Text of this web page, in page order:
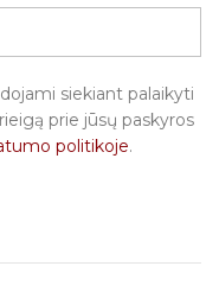
siekiant palaikyti
prie jūsų paskyros
politikoje.